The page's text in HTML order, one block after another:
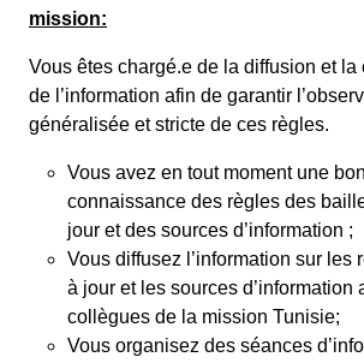
mission:
Vous êtes chargé.e de la diffusion et la
de l’information afin de garantir
généralisée et stricte de ces règles.
Vous avez en tout moment une
connaissance des règles des
jour et des sources d’information ;
Vous diffusez l’information sur les
à jour et les sources d’information
collègues de la mission Tunisie;
Vous organisez des séances